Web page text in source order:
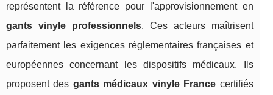
représentent la référence pour l'approvisionnement en
gants vinyle professionnels. Ces acteurs maîtrisent
parfaitement les exigences réglementaires françaises et
européennes concernant les dispositifs médicaux. Ils
proposent des gants médicaux vinyle France certifiés